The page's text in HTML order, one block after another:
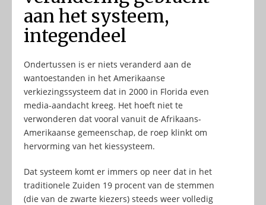
aan het systeem,
integendeel
Ondertussen is er niets veranderd aan de
wantoestanden in het Amerikaanse
verkiezingssysteem dat in 2000 in Florida even
media-aandacht kreeg. Het hoeft niet te
verwonderen dat vooral vanuit de Afrikaans-
Amerikaanse gemeenschap, de roep klinkt om
hervorming van het kiessysteem.
Dat systeem komt er immers op neer dat in het
traditionele Zuiden 19 procent van de stemmen
(die van de zwarte kiezers) steeds weer volledig